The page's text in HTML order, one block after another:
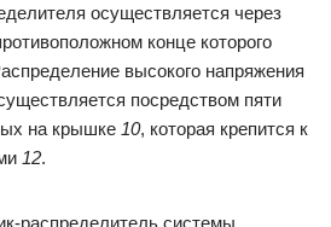
осуществляется через
конце которого
высокого напряжения
посредством пяти
на крышке 10, которая крепится к
12.